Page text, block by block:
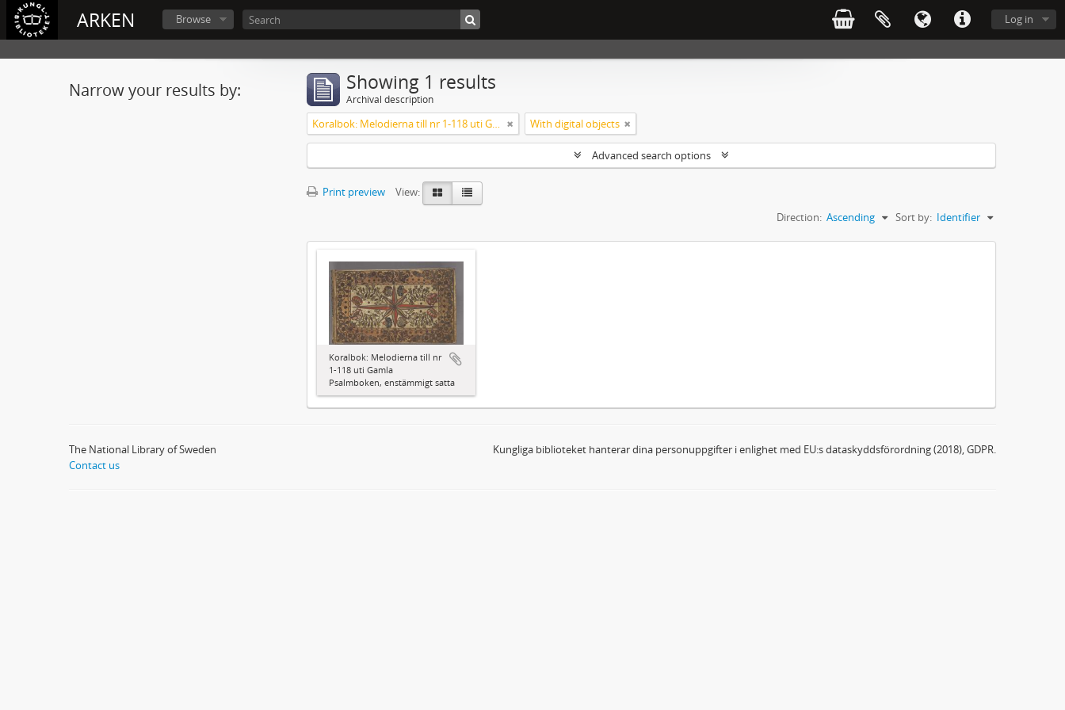
ARKEN Log in
Browse
Narrow your results by: Showing 1 results
Archival description
Koralbok: Melodierna till nr 1-118 uti Gamla Psalmboken, enstämmigt satta With digital objects
Advanced search options
Print preview
View:
Sort by: Identifier
Direction: Ascending
Koralbok: Melodierna till nr
1-118 uti Gamla
Psalmboken, enstämmigt satta
The National Library of Sweden
Contact us
Kungliga biblioteket hanterar dina personuppgifter i enlighet med EU:s dataskyddsförordning (2018), GDPR.